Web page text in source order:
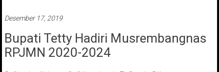
Desember 17, 2019
Bupati Tetty Hadiri Musrembangnas
RPJMN 2020-2024